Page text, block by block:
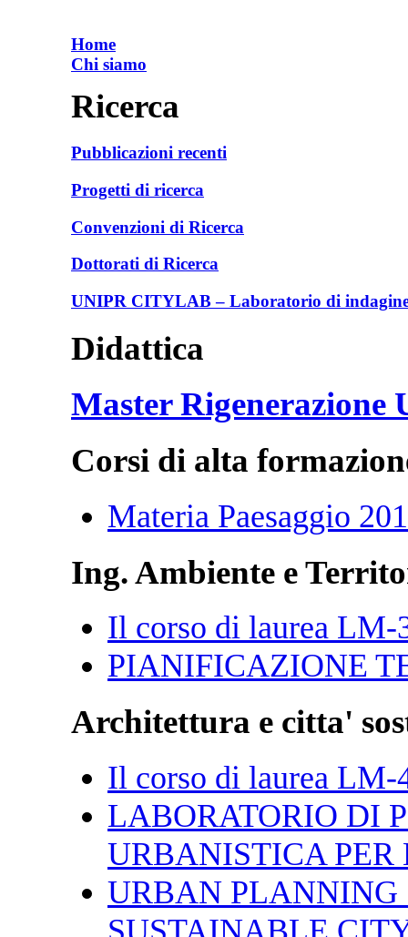
Home
Chi siamo
Ricerca
Pubblicazioni recenti
Progetti di ricerca
Convenzioni di Ricerca
Dottorati di Ricerca
UNIPR CITYLAB – Laboratorio di
Didattica
Master Rigenerazione
Corsi di alta
Materia Paesaggio
Ing. Ambiente e
Il corso di laurea LM-
PIANIFICAZIONE
Architettura e citta'
Il corso di laurea LM-
LABORATORIO DI
URBANISTICA
URBAN PLANNING